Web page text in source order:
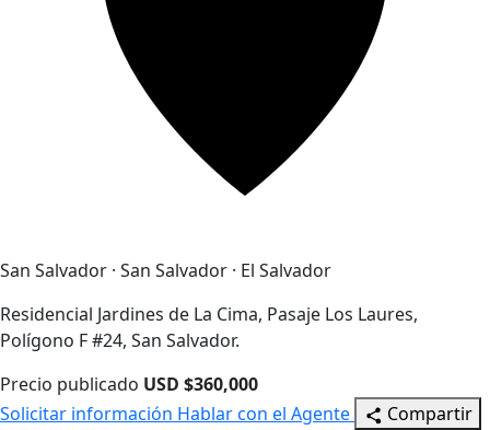
San Salvador · San Salvador · El Salvador
Residencial Jardines de La Cima, Pasaje Los Laures,
Polígono F #24, San Salvador.
Precio publicado USD $360,000
Solicitar información Hablar con el Agente Compartir